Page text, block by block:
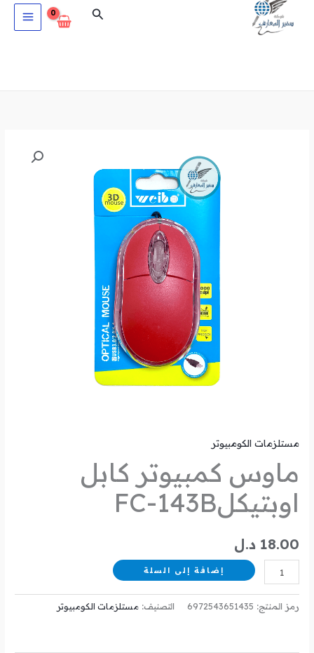
البحث
مستلزمات الكومبيوتر
ماوس كمبيوتر كابل
اوبتيكلFC-143B
18.00 د.ل
إضافة إلى السلة
رمز المنتج: 6972543651435 التصنيف:مستلزمات الكومبيوتر